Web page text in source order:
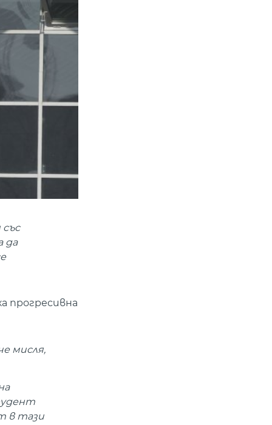
да
прогресивна
мисля,
в тази